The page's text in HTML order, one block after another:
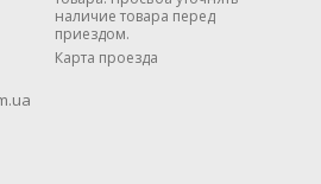
наличие товара перед
приездом.
Карта проезда